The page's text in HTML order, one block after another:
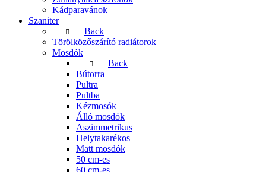
Kádparavánok
Szaniter
Back
Törölközőszárító radiátorok
Mosdók
Back
Bútorra
Pultra
Pultba
Kézmosók
Álló mosdók
Aszimmetrikus
Helytakarékos
Matt mosdók
50 cm-es
60 cm-es